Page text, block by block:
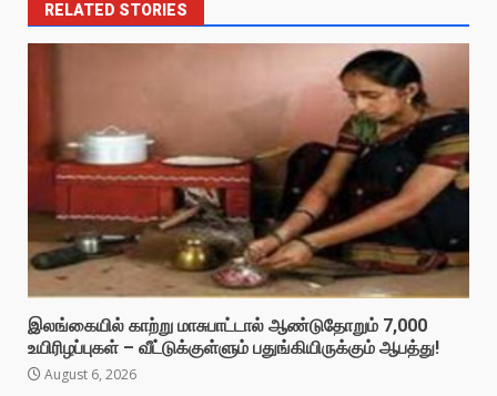
RELATED STORIES
இலங்கையில் காற்று மாசுபாட்டால் ஆண்டுதோறும் 7,000
உயிரிழப்புகள் – வீட்டுக்குள்ளும் பதுங்கியிருக்கும் ஆபத்து!
August 6, 2026